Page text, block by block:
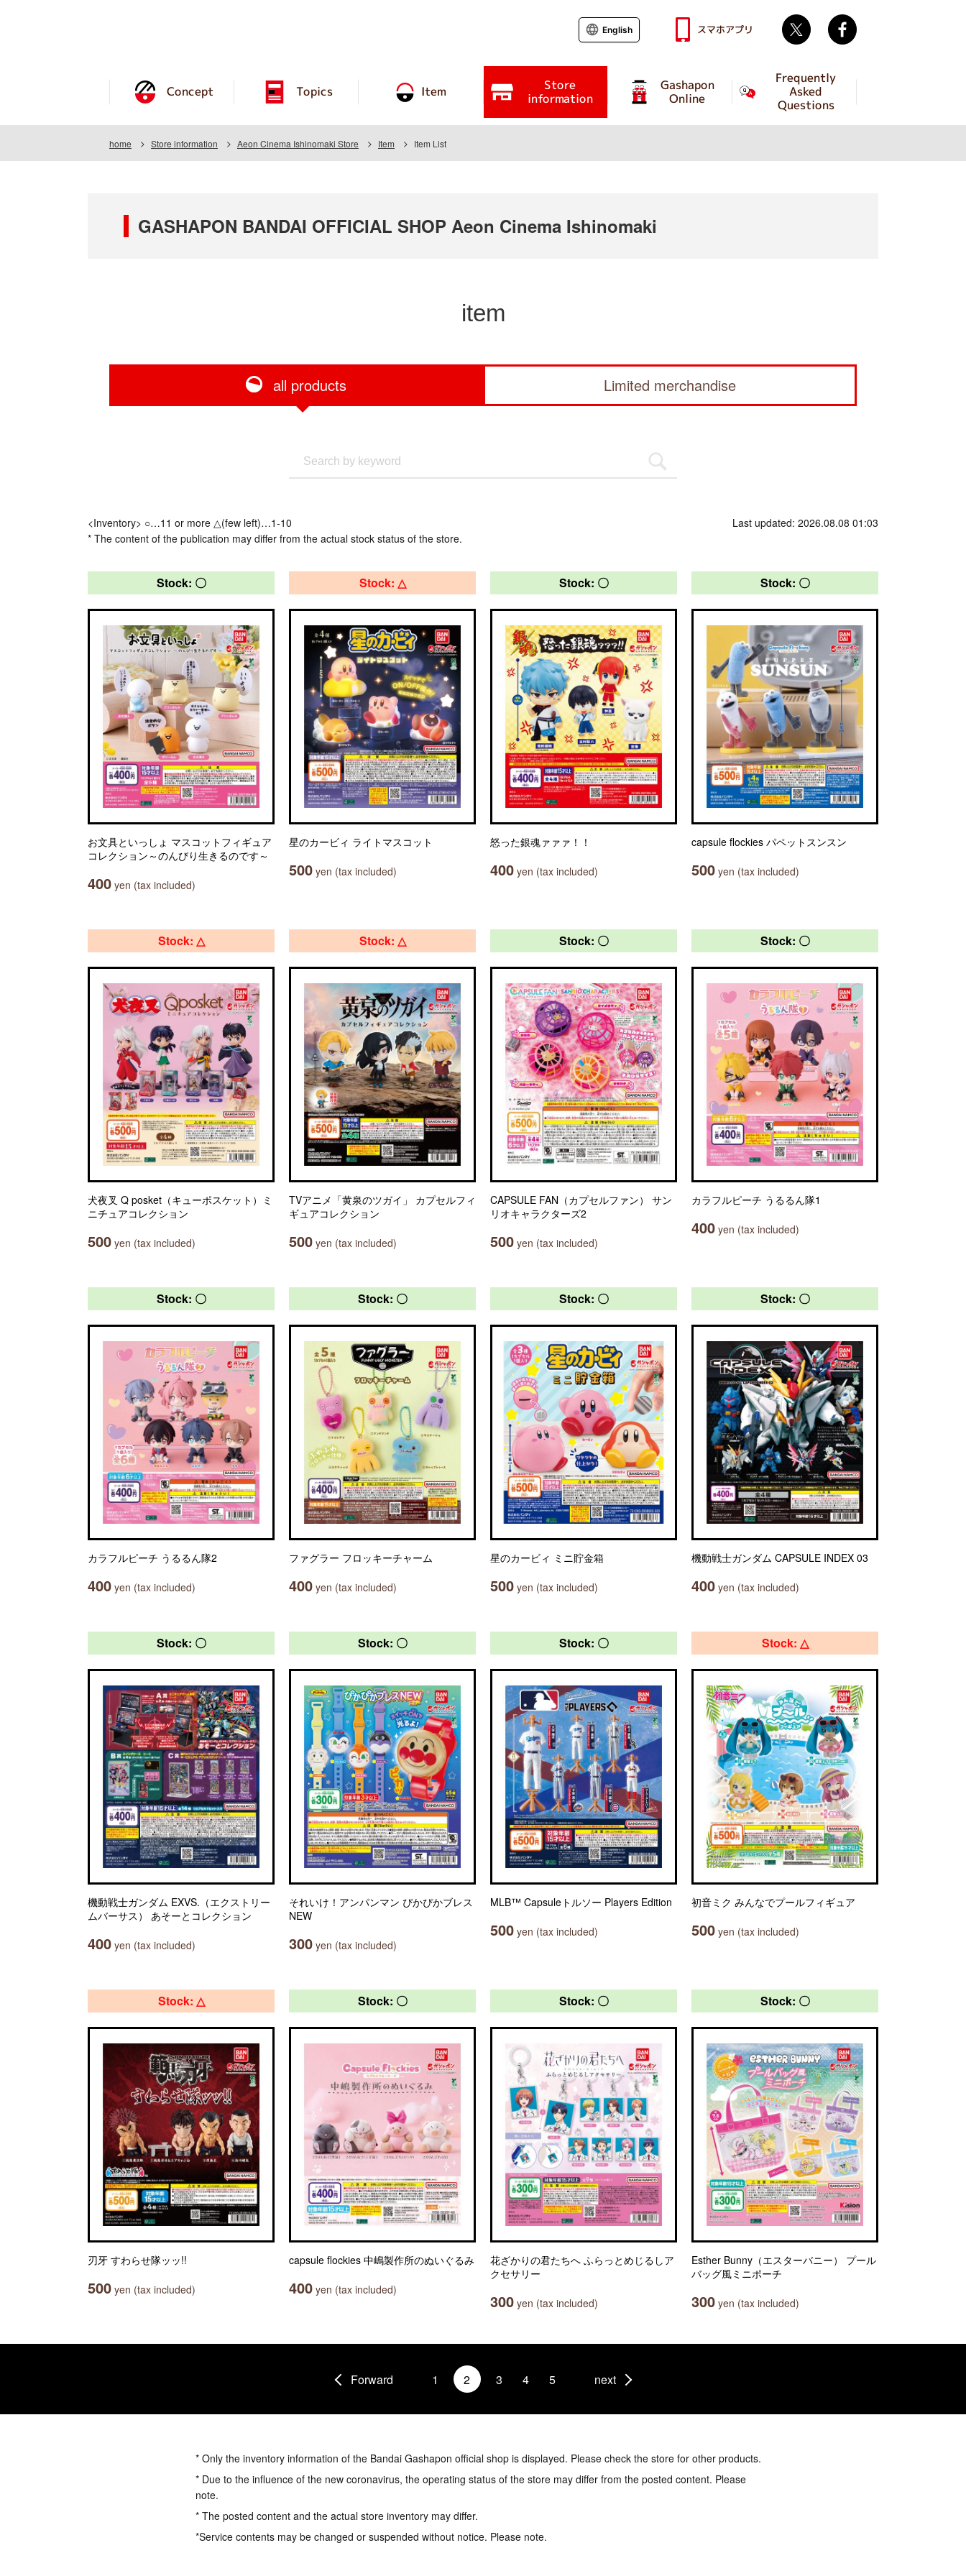
Concept Topics Item Store
information
Gashapon
Online
Frequently
Asked
Questions
English スマホアプリ Twitter
home Store information Aeon Cinema Ishinomaki Store Item Item List
GASHAPON BANDAI OFFICIAL SHOP Aeon Cinema Ishinomaki
item
all products Limited merchandise
<Inventory> ○…11 or more △(few left)…1-10
* The content of the publication may differ from the actual stock status of the store.
Last updated: 2026.08.08 01:03
Stock: 〇
お文具といっしょ マスコットフィギュア
コレクション～のんびり生きるのです～
400 yen (tax included)
Stock: △
星のカービィ ライトマスコット
500 yen (tax included)
Stock: 〇
怒った銀魂ァァァ！！
400 yen (tax included)
Stock: 〇
capsule flockies パペットスンスン
500 yen (tax included)
Stock: △
犬夜叉 Q posket（キューポスケット）ミ
ニチュアコレクション
500 yen (tax included)
Stock: △
TVアニメ「黄泉のツガイ」 カプセルフィ
ギュアコレクション
500 yen (tax included)
Stock: 〇
CAPSULE FAN（カプセルファン） サン
リオキャラクターズ2
500 yen (tax included)
Stock: 〇
カラフルピーチ うるるん隊1
400 yen (tax included)
Stock: 〇
カラフルピーチ うるるん隊2
400 yen (tax included)
Stock: 〇
ファグラー フロッキーチャーム
400 yen (tax included)
Stock: 〇
星のカービィ ミニ貯金箱
500 yen (tax included)
Stock: 〇
機動戦士ガンダム CAPSULE INDEX 03
400 yen (tax included)
Stock: 〇
機動戦士ガンダム EXVS.（エクストリー
ムバーサス） あそーとコレクション
400 yen (tax included)
Stock: 〇
それいけ！アンパンマン ぴかぴかブレス
NEW
300 yen (tax included)
Stock: 〇
MLB™ Capsuleトルソー Players Edition
500 yen (tax included)
Stock: △
初音ミク みんなでプールフィギュア
500 yen (tax included)
Stock: △
刃牙 すわらせ隊ッッ!!
500 yen (tax included)
Stock: 〇
capsule flockies 中嶋製作所のぬいぐるみ
400 yen (tax included)
Stock: 〇
花ざかりの君たちへ ふらっとめじるしア
クセサリー
300 yen (tax included)
Stock: 〇
Esther Bunny（エスターバニー） プール
バッグ風ミニポーチ
300 yen (tax included)
Forward 1 2 3 4 5 next
* Only the inventory information of the Bandai Gashapon official shop is displayed. Please check the store for other products.
* Due to the influence of the new coronavirus, the operating status of the store may differ from the posted content. Please
note.
* The posted content and the actual store inventory may differ.
*Service contents may be changed or suspended without notice. Please note.